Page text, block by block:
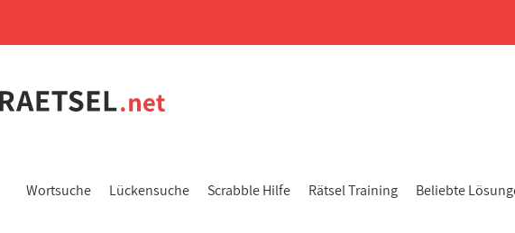
Wortsuche Lückensuche Scrabble Hilfe Rätsel Training Beliebte